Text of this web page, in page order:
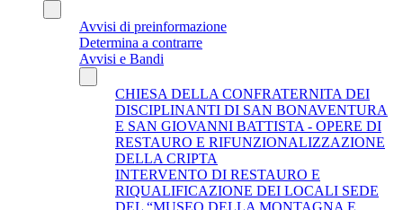
Avvisi di preinformazione
Determina a contrarre
Avvisi e Bandi
CHIESA DELLA CONFRATERNITA DEI
DISCIPLINANTI DI SAN BONAVENTURA
E SAN GIOVANNI BATTISTA - OPERE DI
RESTAURO E RIFUNZIONALIZZAZIONE
DELLA CRIPTA
INTERVENTO DI RESTAURO E
RIQUALIFICAZIONE DEI LOCALI SEDE
DEL “MUSEO DELLA MONTAGNA E